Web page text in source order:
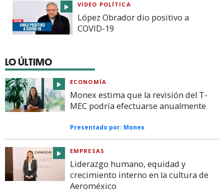
VIDEO POLÍTICA
López Obrador dio positivo a
COVID-19
LO ÚLTIMO
ECONOMÍA
Monex estima que la revisión del T-
MEC podría efectuarse anualmente
Presentado por: Monex
EMPRESAS
Liderazgo humano, equidad y
crecimiento interno en la cultura de
Aeroméxico